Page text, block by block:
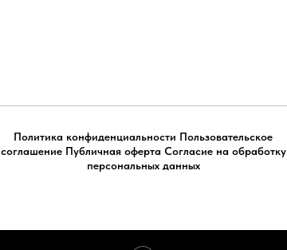
Политика конфиденциальности Пользовательское
соглашение Публичная оферта Согласие на обработку
персональных данных